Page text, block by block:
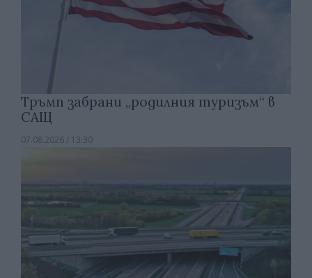
Тръмп забрани „родилния туризъм“ в
САЩ
07.08.2026 / 13:30